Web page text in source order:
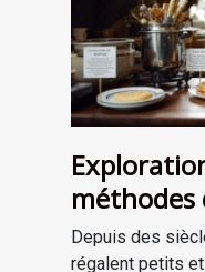
méthodes
gaufres à
Depuis des
régalent petits et